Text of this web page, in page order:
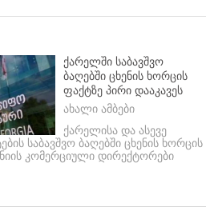
ქარელში საბავშვო
ბაღებში ცხენის ხორცის
ფაქტზე პირი დააკავეს
ახალი ამბები
ქარელისა და ასევე
საბავშვო ბაღებში ცხენის ხორცის
კომერციული დირექტორები